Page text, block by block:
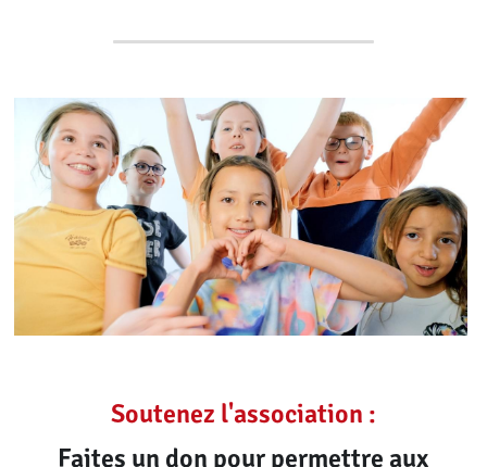
Soutenez l'association :
Faites un don pour permettre aux